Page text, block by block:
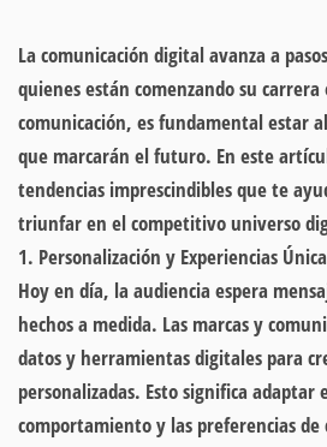
La comunicación digital avanza a
quienes están comenzando su
comunicación, es fundamental estar
que marcarán el futuro. En este
tendencias imprescindibles que te
triunfar en el competitivo universo
1. Personalización y Experiencias
Hoy en día, la audiencia espera
hechos a medida. Las marcas y
datos y herramientas digitales para
personalizadas. Esto significa adaptar
comportamiento y las preferencias de